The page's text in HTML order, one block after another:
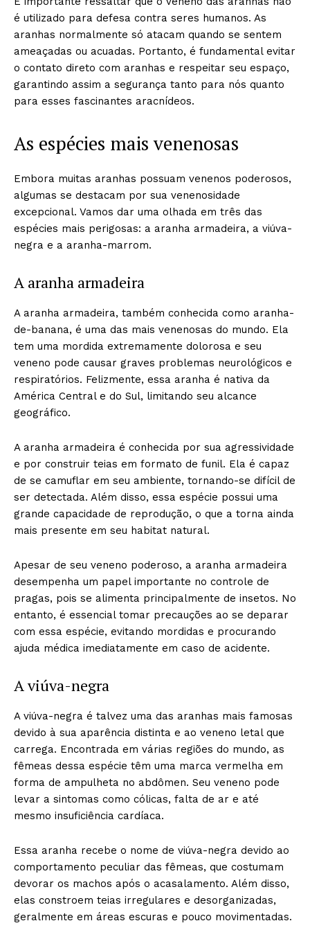
é utilizado para defesa contra seres humanos. As
aranhas normalmente só atacam quando se sentem
ameaçadas ou acuadas. Portanto, é fundamental evitar
o contato direto com aranhas e respeitar seu espaço,
garantindo assim a segurança tanto para nós quanto
para esses fascinantes aracnídeos.
As espécies mais venenosas
Embora muitas aranhas possuam venenos poderosos,
algumas se destacam por sua venenosidade
excepcional. Vamos dar uma olhada em três das
espécies mais perigosas: a aranha armadeira, a viúva-
negra e a aranha-marrom.
A aranha armadeira
A aranha armadeira, também conhecida como aranha-
de-banana, é uma das mais venenosas do mundo. Ela
tem uma mordida extremamente dolorosa e seu
veneno pode causar graves problemas neurológicos e
respiratórios. Felizmente, essa aranha é nativa da
América Central e do Sul, limitando seu alcance
geográfico.
A aranha armadeira é conhecida por sua agressividade
e por construir teias em formato de funil. Ela é capaz
de se camuflar em seu ambiente, tornando-se difícil de
ser detectada. Além disso, essa espécie possui uma
grande capacidade de reprodução, o que a torna ainda
mais presente em seu habitat natural.
Apesar de seu veneno poderoso, a aranha armadeira
desempenha um papel importante no controle de
pragas, pois se alimenta principalmente de insetos. No
entanto, é essencial tomar precauções ao se deparar
com essa espécie, evitando mordidas e procurando
ajuda médica imediatamente em caso de acidente.
A viúva-negra
A viúva-negra é talvez uma das aranhas mais famosas
devido à sua aparência distinta e ao veneno letal que
carrega. Encontrada em várias regiões do mundo, as
fêmeas dessa espécie têm uma marca vermelha em
forma de ampulheta no abdômen. Seu veneno pode
levar a sintomas como cólicas, falta de ar e até
mesmo insuficiência cardíaca.
Essa aranha recebe o nome de viúva-negra devido ao
comportamento peculiar das fêmeas, que costumam
devorar os machos após o acasalamento. Além disso,
elas constroem teias irregulares e desorganizadas,
geralmente em áreas escuras e pouco movimentadas.